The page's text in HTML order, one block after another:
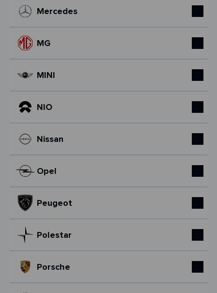
Mercedes
MG
MINI
NIO
Nissan
Opel
Peugeot
Polestar
Porsche